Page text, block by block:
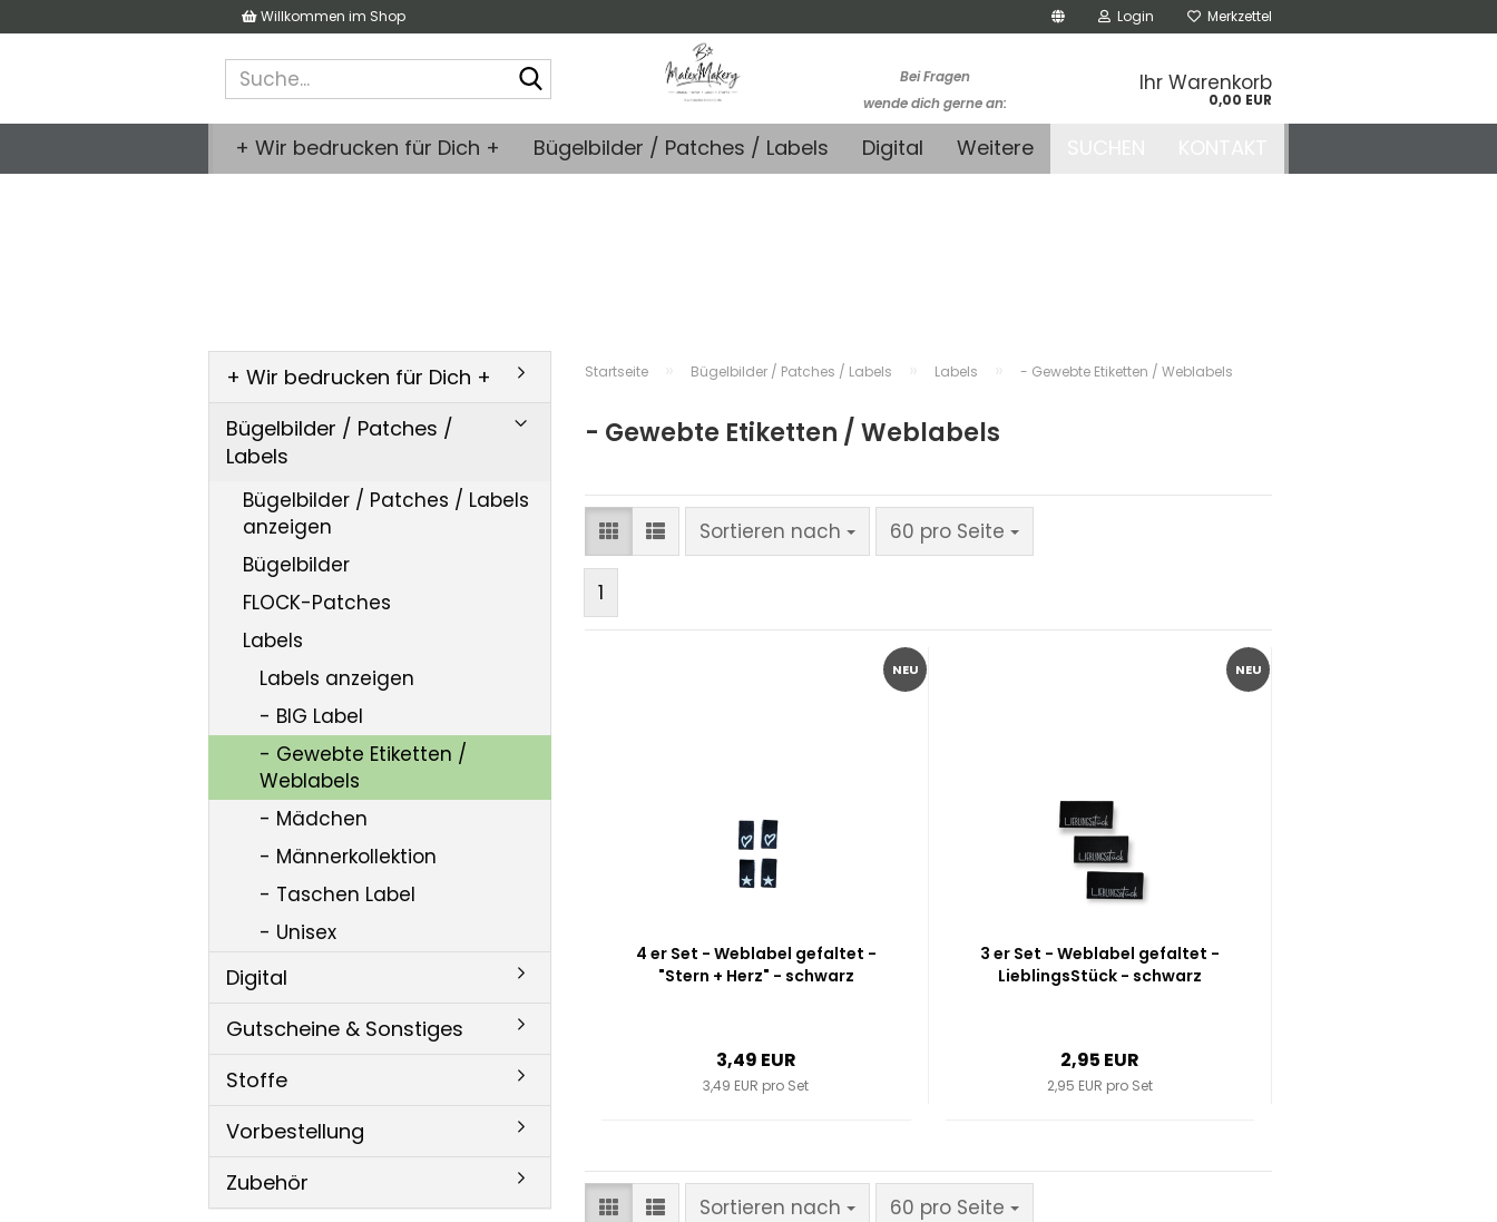
Willkommen im Shop Login Merkzettel
Bei Fragen
wende dich gerne an:
kontakt@stoffmonk.de
-Kein telefonischer
Ihr Warenkorb
0,00 EUR
+ Wir bedrucken für Dich + Bügelbilder / Patches / Labels Digital Weitere
Startseite Bügelbilder / Patches / Labels Labels - Gewebte Etiketten / Weblabels
- Gewebte Etiketten / Weblabels
Sortieren nach
Sortieren nach 60 pro Seite
pro Seite
1
NEU
4 er Set - Weblabel gefaltet -
"Stern + Herz" - schwarz
3,49 EUR
3,49 EUR pro Set
NEU
3 er Set - Weblabel gefaltet -
LieblingsStück - schwarz
2,95 EUR
2,95 EUR pro Set
Sortieren nach
Sortieren nach 60 pro Seite
pro Seite
+ Wir bedrucken für Dich +
Bügelbilder / Patches /
Labels
Bügelbilder / Patches / Labels
anzeigen
Bügelbilder
FLOCK-Patches
Labels
Labels anzeigen
- BIG Label
- Gewebte Etiketten /
Weblabels
- Mädchen
- Männerkollektion
- Taschen Label
- Unisex
Digital
Gutscheine & Sonstiges
Stoffe
Vorbestellung
Zubehör